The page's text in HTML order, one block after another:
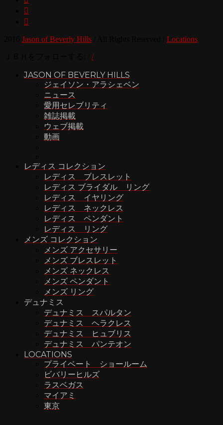


Jason of Beverly Hills Locations
/
JASON OF BEVERLY HILLS
ジェイソン・アラシェベン
ニュース
愛用セレブリティ
雑誌掲載
ウェブ掲載
動画
レディス コレクション
レディス ブレスレット
レディス ブライダル リング
レディス イヤリング
レディス ネックレス
レディス ペンダント
レディス リング
メンズ コレクション
メンズ アクセサリー
メンズ ブレスレット
メンズ ネックレス
メンズ ペンダント
メンズ リング
デュナミス
デュナミス スパルタン
デュナミス ヘラクレス
デュナミス ヒュブリス
デュナミス パンテオン
LOCATIONS
プライベート ショールーム
ビバリーヒルズ
ラスベガス
マイアミ
東京